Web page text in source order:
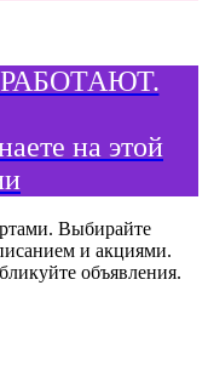
на этой